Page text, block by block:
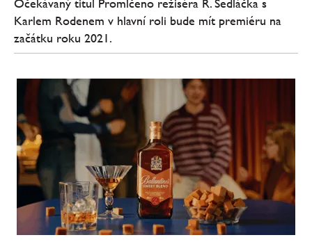
Očekávaný titul Promlčeno režiséra R. Sedláčka s
Karlem Rodenem v hlavní roli bude mít premiéru na
začátku roku 2021.